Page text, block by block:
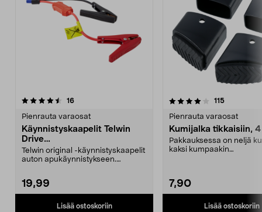
16arvostelut
Pienrauta varaosat
Käynnistyskaapelit Telwin
Drive
Mini/9000/13000/1250/150
0/1750, EC5
Telwin original -käynnistyskaapelit
auton apukäynnistykseen.
19,99
Lisää ostoskoriin
4.0 viidestä
115arvostelut
Pienrauta varaosat
Kumijalka tikkaisiin,
Pakkauksessa on neljä
kaksi kumpaakin
7,90
Lisää ostoskoriin
4.5 viidestä